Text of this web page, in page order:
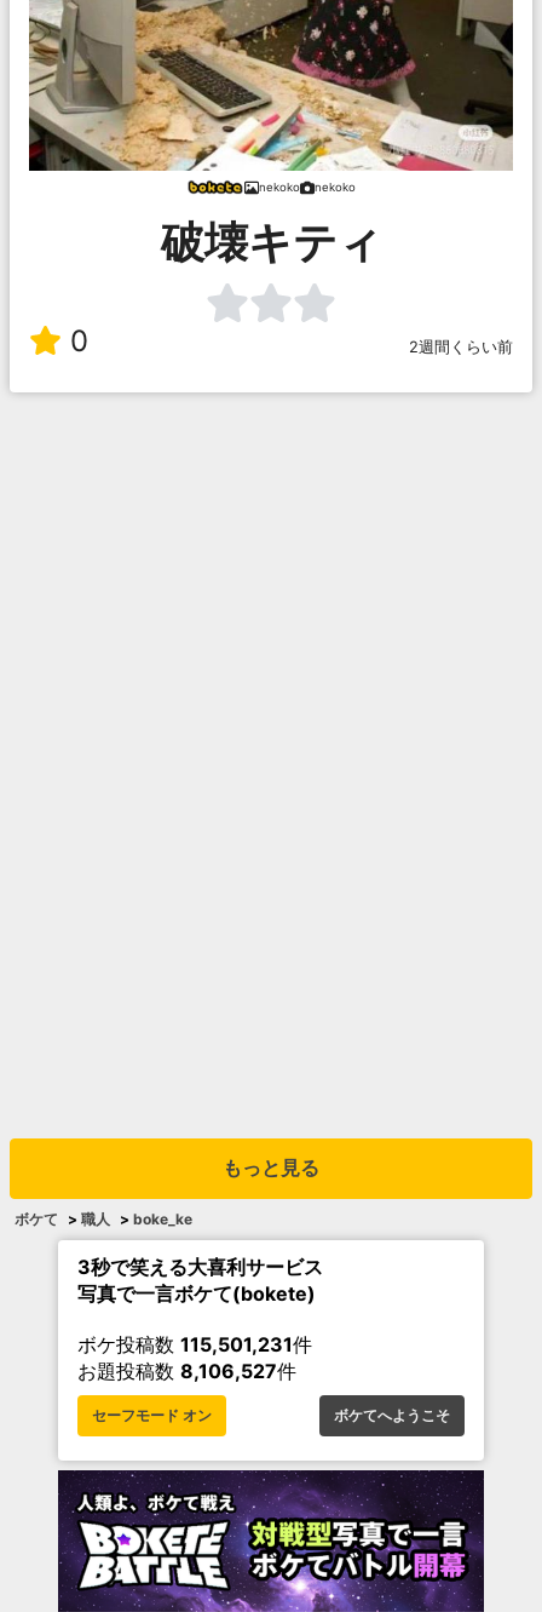
nekoko nekoko
破壊キティ
0 2週間くらい前
もっと見る
ボケて > 職人 > boke_ke
3秒で笑える大喜利サービス
写真で一言ボケて(bokete)
ボケ投稿数 115,501,231件
お題投稿数 8,106,527件
セーフモード オン ボケてへようこそ